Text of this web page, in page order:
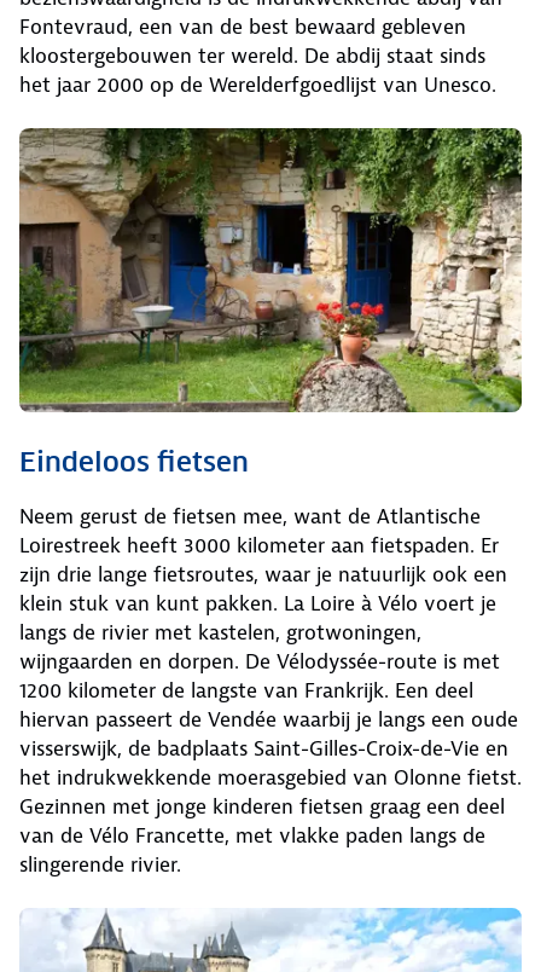
Fontevraud, een van de best bewaard gebleven
kloostergebouwen ter wereld. De abdij staat sinds
het jaar 2000 op de Werelderfgoedlijst van Unesco.
Eindeloos fietsen
Neem gerust de fietsen mee, want de Atlantische
Loirestreek heeft 3000 kilometer aan fietspaden. Er
zijn drie lange fietsroutes, waar je natuurlijk ook een
klein stuk van kunt pakken. La Loire à Vélo voert je
langs de rivier met kastelen, grotwoningen,
wijngaarden en dorpen. De Vélodyssée-route is met
1200 kilometer de langste van Frankrijk. Een deel
hiervan passeert de Vendée waarbij je langs een oude
visserswijk, de badplaats Saint-Gilles-Croix-de-Vie en
het indrukwekkende moerasgebied van Olonne fietst.
Gezinnen met jonge kinderen fietsen graag een deel
van de Vélo Francette, met vlakke paden langs de
slingerende rivier.